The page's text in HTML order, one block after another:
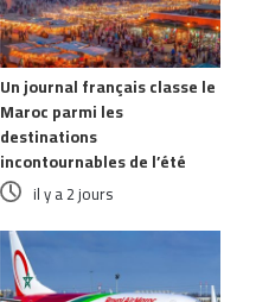
Un journal français classe le
Maroc parmi les
destinations
incontournables de l’été
il y a 2 jours